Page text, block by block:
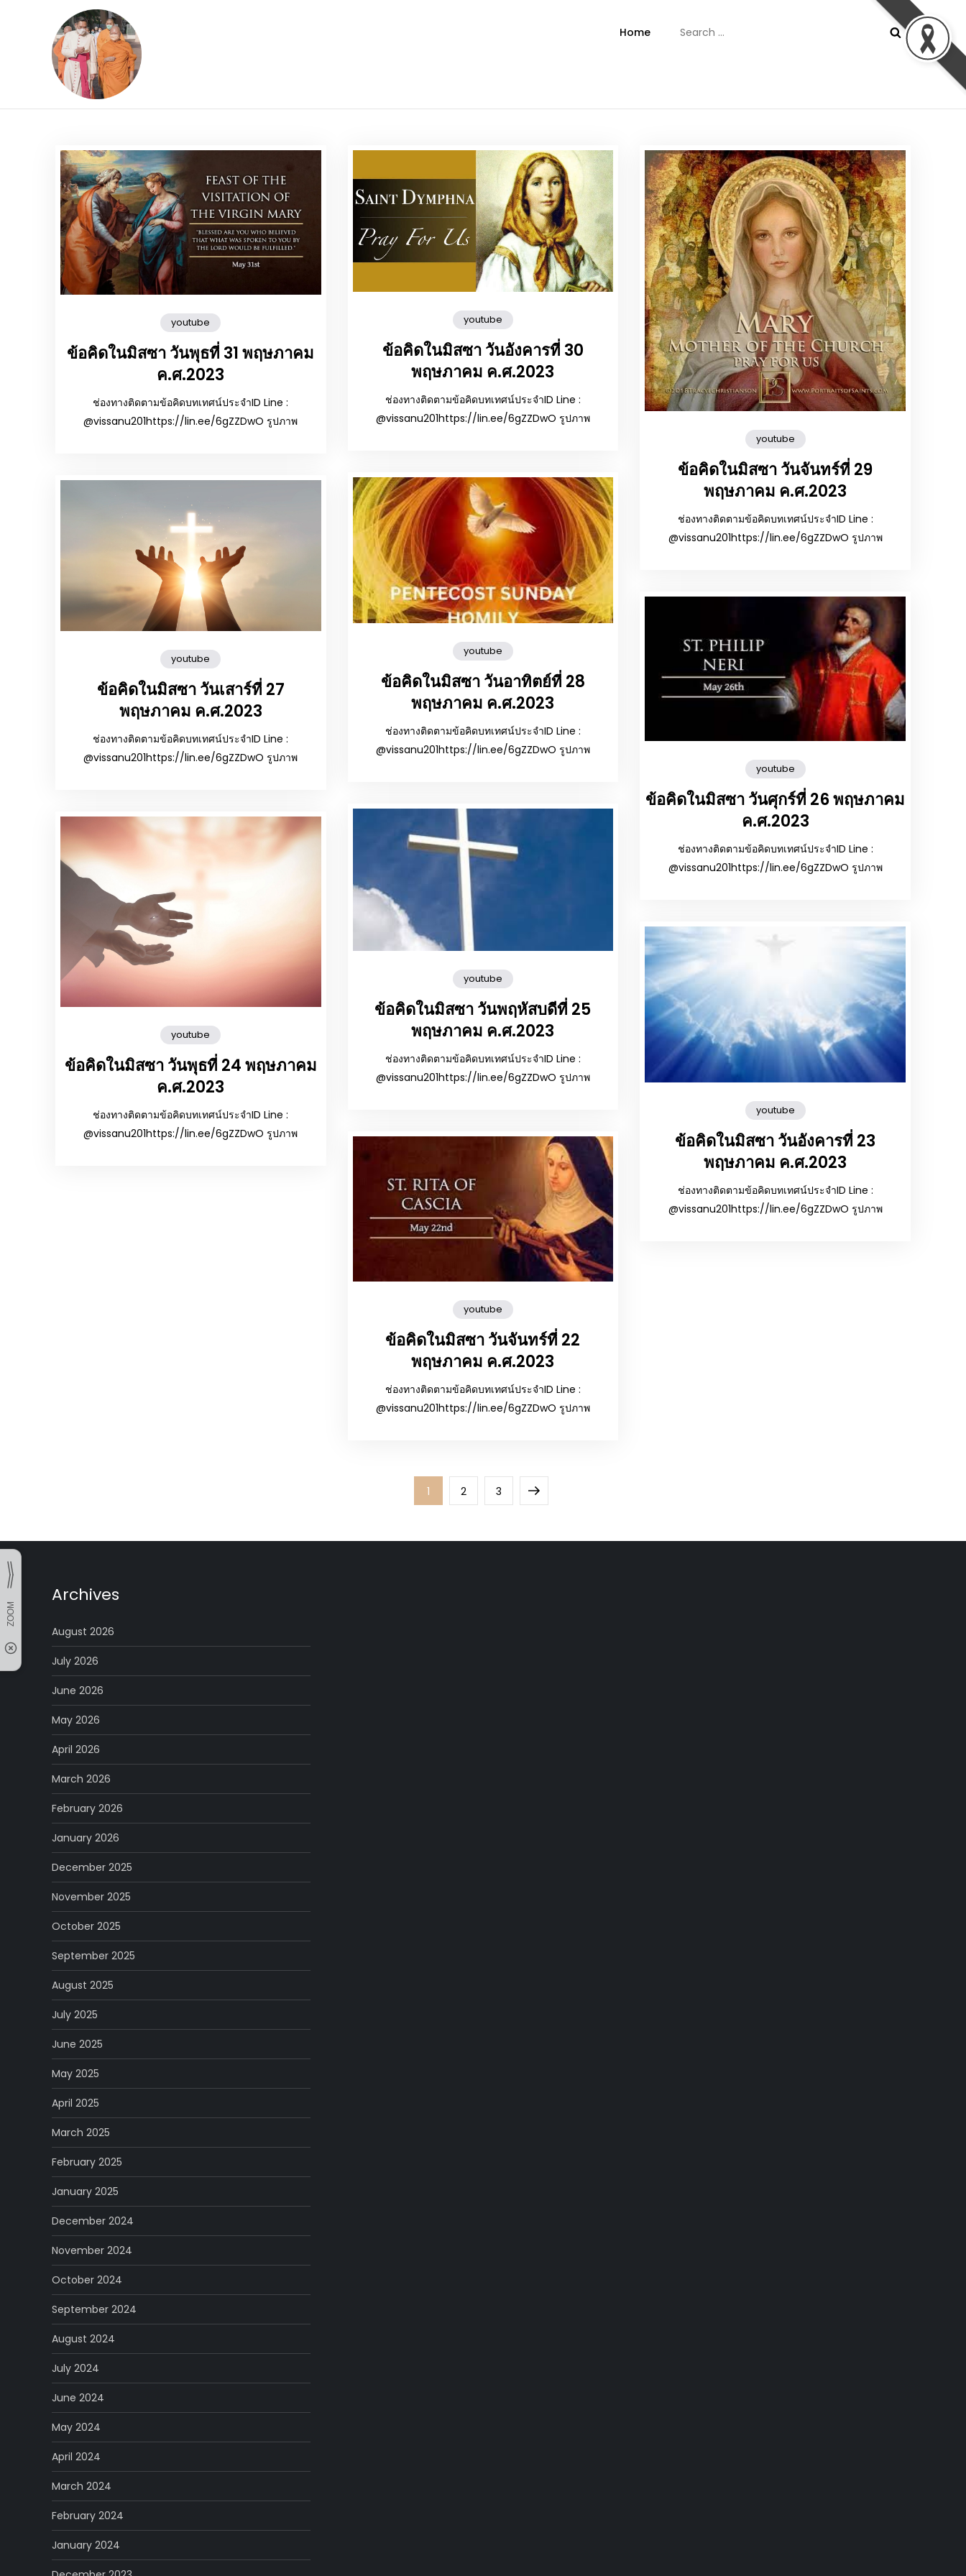
Home
for:
youtube
ข้อคิดในมิสซา วันพุธที่ 31 พฤษภาคม
ค.ศ.2023
ช่องทางติดตามข้อคิดบทเทศน์ประจำID Line :
@vissanu201https://lin.ee/6gZZDwO รูปภาพ
youtube
ข้อคิดในมิสซา วันอังคารที่ 30
พฤษภาคม ค.ศ.2023
ช่องทางติดตามข้อคิดบทเทศน์ประจำID Line :
@vissanu201https://lin.ee/6gZZDwO รูปภาพ
youtube
ข้อคิดในมิสซา วันจันทร์ที่ 29
พฤษภาคม ค.ศ.2023
ช่องทางติดตามข้อคิดบทเทศน์ประจำID Line :
@vissanu201https://lin.ee/6gZZDwO รูปภาพ
youtube
ข้อคิดในมิสซา วันอาทิตย์ที่ 28
พฤษภาคม ค.ศ.2023
ช่องทางติดตามข้อคิดบทเทศน์ประจำID Line :
@vissanu201https://lin.ee/6gZZDwO รูปภาพ
youtube
ข้อคิดในมิสซา วันเสาร์ที่ 27
พฤษภาคม ค.ศ.2023
ช่องทางติดตามข้อคิดบทเทศน์ประจำID Line :
@vissanu201https://lin.ee/6gZZDwO รูปภาพ
youtube
ข้อคิดในมิสซา วันศุกร์ที่ 26 พฤษภาคม
ค.ศ.2023
ช่องทางติดตามข้อคิดบทเทศน์ประจำID Line :
@vissanu201https://lin.ee/6gZZDwO รูปภาพ
youtube
ข้อคิดในมิสซา วันพฤหัสบดีที่ 25
พฤษภาคม ค.ศ.2023
ช่องทางติดตามข้อคิดบทเทศน์ประจำID Line :
@vissanu201https://lin.ee/6gZZDwO รูปภาพ
youtube
ข้อคิดในมิสซา วันพุธที่ 24 พฤษภาคม
ค.ศ.2023
ช่องทางติดตามข้อคิดบทเทศน์ประจำID Line :
@vissanu201https://lin.ee/6gZZDwO รูปภาพ
youtube
ข้อคิดในมิสซา วันอังคารที่ 23
พฤษภาคม ค.ศ.2023
ช่องทางติดตามข้อคิดบทเทศน์ประจำID Line :
@vissanu201https://lin.ee/6gZZDwO รูปภาพ
youtube
ข้อคิดในมิสซา วันจันทร์ที่ 22
พฤษภาคม ค.ศ.2023
ช่องทางติดตามข้อคิดบทเทศน์ประจำID Line :
@vissanu201https://lin.ee/6gZZDwO รูปภาพ
Page
1 Page
2 Page
3
Next
Archives
August 2026
July 2026
June 2026
May 2026
April 2026
March 2026
February 2026
January 2026
December 2025
November 2025
October 2025
September 2025
August 2025
July 2025
June 2025
May 2025
April 2025
March 2025
February 2025
January 2025
December 2024
November 2024
October 2024
September 2024
August 2024
July 2024
June 2024
May 2024
April 2024
March 2024
February 2024
January 2024